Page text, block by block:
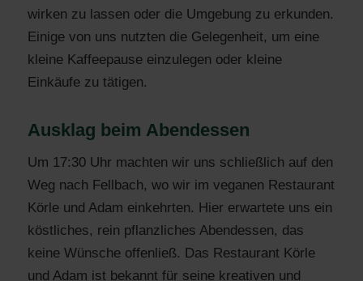
wirken zu lassen oder die Umgebung zu erkunden.
Einige von uns nutzten die Gelegenheit, um eine
kleine Kaffeepause einzulegen oder kleine
Einkäufe zu tätigen.
Ausklag beim Abendessen
Um 17:30 Uhr machten wir uns schließlich auf den
Weg nach Fellbach, wo wir im veganen Restaurant
Körle und Adam einkehrten. Hier erwartete uns ein
köstliches, rein pflanzliches Abendessen, das
keine Wünsche offenließ. Das Restaurant Körle
und Adam ist bekannt für seine kreativen und